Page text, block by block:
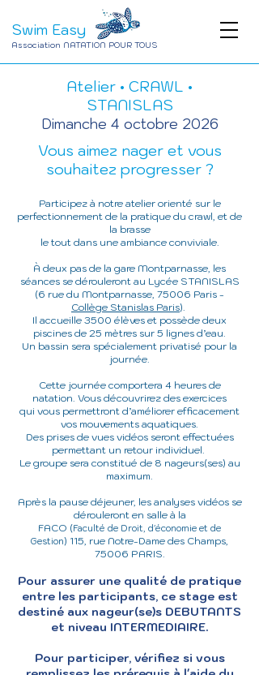
Swim Easy
Association NATATION POUR TOUS
Atelier • CRAWL •
STANISLAS
Dimanche 4 octobre 2026
Vous aimez nager et vous
souhaitez progresser ?
Participez à notre atelier orienté sur le
perfectionnement de la pratique du crawl, et de
la brasse
le tout dans une ambiance conviviale.
À deux pas de la gare Montparnasse, les
séances se dérouleront au Lycée STANISLAS
(6 rue du Montparnasse, 75006 Paris -
Collège Stanislas Paris).
Il accueille 3500 élèves et possède deux
piscines de 25 mètres sur 5 lignes d’eau.
Un bassin sera spécialement privatisé pour la
journée.
Cette journée comportera 4 heures de
natation. Vous découvrirez des exercices
qui vous permettront d’améliorer efficacement
vos mouvements aquatiques.
Des prises de vues vidéos seront effectuées
permettant un retour individuel.
Le groupe sera constitué de 8 nageurs(ses) au
maximum.
Après la pause déjeuner, les analyses vidéos se
dérouleront en salle à la
FACO (Faculté de Droit, d'économie et de
Gestion) 115, rue Notre-Dame des Champs,
75006 PARIS.
Pour assurer une qualité de pratique
entre les participants, ce stage est
destiné aux nageur(se)s DEBUTANTS
et niveau INTERMEDIAIRE.
Pour participer, vérifiez si vous